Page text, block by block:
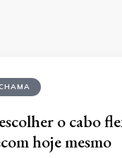
o cabo
hoje mesmo